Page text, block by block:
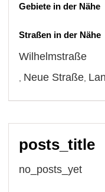
Gebiete in der Nähe
Straßen in der Nähe
Wilhelmstraße
Neue Straße
posts_title
no_posts_yet